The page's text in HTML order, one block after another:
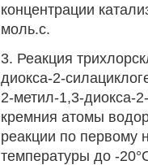
концентрации
моль.с.
3. Реакция
диокса-2-
2-метил-1,3-диокса-
кремния атомы
реакции по первому
температуры до -